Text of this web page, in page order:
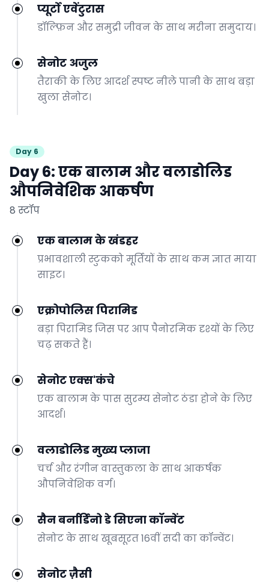
प्यूर्टो एवेंटुरास
डॉल्फ़िन और समुद्री जीवन के साथ मरीना समुदाय।
सेनोट अजुल
तैराकी के लिए आदर्श स्पष्ट नीले पानी के साथ बड़ा
खुला सेनोट।
Day 6
Day 6: एक बालाम और वलाडोलिड
औपनिवेशिक आकर्षण
8 स्टॉप
एक बालाम के खंडहर
प्रभावशाली स्टुकको मूर्तियों के साथ कम ज्ञात माया
साइट।
एक्रोपोलिस पिरामिड
बड़ा पिरामिड जिस पर आप पैनोरमिक दृश्यों के लिए
चढ़ सकते हैं।
सेनोट एक्स'कंचे
एक बालाम के पास सुरम्य सेनोट ठंडा होने के लिए
आदर्श।
वलाडोलिड मुख्य प्लाजा
चर्च और रंगीन वास्तुकला के साथ आकर्षक
औपनिवेशिक वर्ग।
सैन बर्नार्डिनो डे सिएना कॉन्वेंट
सेनोट के साथ खूबसूरत 16वीं सदी का कॉन्वेंट।
सेनोट ज़ैसी